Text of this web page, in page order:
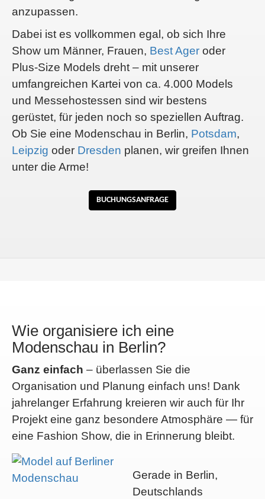
anzupassen.
Dabei ist es vollkommen egal, ob sich Ihre
Show um Männer, Frauen, Best Ager oder
Plus-Size Models dreht – mit unserer
umfangreichen Kartei von ca. 4.000 Models
und Messehostessen sind wir bestens
gerüstet, für jeden noch so speziellen Auftrag.
Ob Sie eine Modenschau in Berlin, Potsdam,
Leipzig oder Dresden planen, wir greifen Ihnen
unter die Arme!
BUCHUNGSANFRAGE
Wie organisiere ich eine
Modenschau in Berlin?
Ganz einfach – überlassen Sie die
Organisation und Planung einfach uns! Dank
jahrelanger Erfahrung kreieren wir auch für Ihr
Projekt eine ganz besondere Atmosphäre — für
eine Fashion Show, die in Erinnerung bleibt.
Gerade in Berlin,
Deutschlands